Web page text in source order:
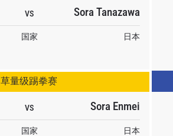
草量级踢拳赛
VS Sora Tanazawa
国家 日本
VS Sora Enmei
国家 日本